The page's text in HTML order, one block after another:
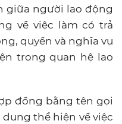
giữa người lao động
về việc làm có trả
quyền và nghĩa vụ
trong quan hệ lao
đồng bằng tên gọi
thể hiện về việc